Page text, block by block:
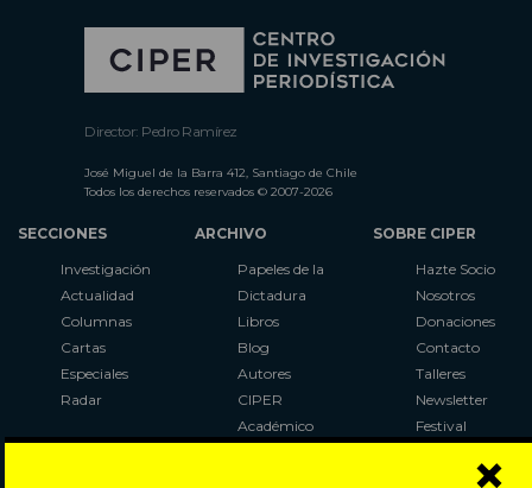
Director: Pedro Ramírez
José Miguel de la Barra 412, Santiago de Chile
Todos los derechos reservados © 2007-2026
SECCIONES
Investigación
Actualidad
Columnas
Cartas
Especiales
Radar
ARCHIVO
Papeles de la
Dictadura
Libros
Blog
Autores
CIPER
Académico
SOBRE CIPER
Hazte Socio
Nosotros
Donaciones
Contacto
Talleres
Newsletter
Festival